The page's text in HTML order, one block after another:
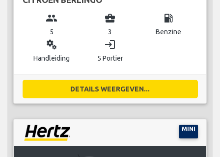
group
5
business_center
3
local_gas_station
Benzine
miscellaneous_services
Handleiding
login
5 Portier
DETAILS WEERGEVEN...
MINI